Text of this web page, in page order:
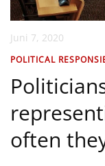
Juni 7, 2020
POLITICAL
often